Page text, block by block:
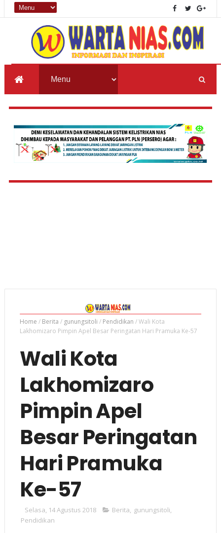
Home / Berita / gunungsitoli / Pendidikan /Wali Kota
Lakhomizaro Pimpin Apel Besar Peringatan Hari Pramuka Ke-57
Wali Kota
Lakhomizaro
Pimpin Apel
Besar Peringatan
Hari Pramuka
Ke-57
Selasa, 14 Agustus 2018 Berita, gunungsitoli,
Pendidikan